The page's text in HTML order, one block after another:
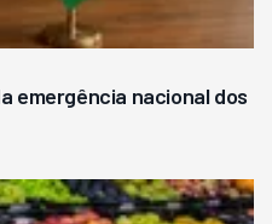
emergência nacional dos